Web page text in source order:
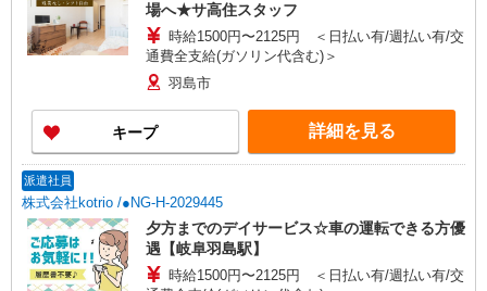
場へ★サ高住スタッフ
時給1500円〜2125円 ＜日払い有/週払い有/交
通費全支給(ガソリン代含む)＞
羽島市
キープ 詳細を見る
派遣社員
株式会社kotrio /●NG-H-2029445
夕方までのデイサービス☆車の運転できる方優
遇【岐阜羽島駅】
時給1500円〜2125円 ＜日払い有/週払い有/交